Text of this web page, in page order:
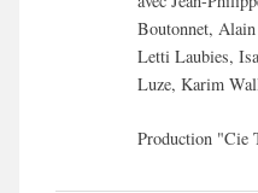
Boutonnet,
Letti Laubies,
Luze, Karim
Production "Cie